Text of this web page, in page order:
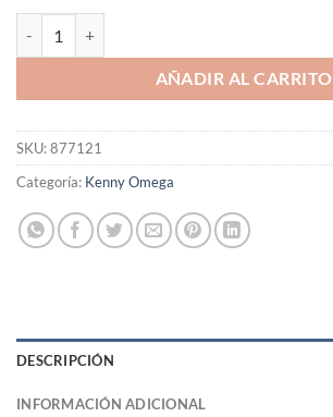
AÑADIR AL CARRITO
SKU:877121
Categoría: Kenny Omega
DESCRIPCIÓN
INFORMACIÓN ADICIONAL